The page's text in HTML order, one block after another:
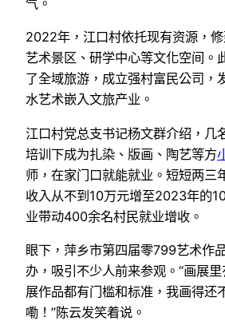
气。
2022年，江口村依托现有资源，
艺术景区、研学中心等文化空间。
了全域旅游，成立强村富民公司，
水艺术嵌入文旅产业。
江口村党总支书记杨文群介绍，几
培训下成为扎染、版画、陶艺等方
师，在家门口就能就业。短短两三
收入从不到10万元增至2023年的
业带动400余名村民就业增收。
眼下，萍乡市第四届零799艺术作
办，吸引不少人前来参观。“画展
展作品都有门槛和标准，我画得还
嘞！”陈云发笑着说。